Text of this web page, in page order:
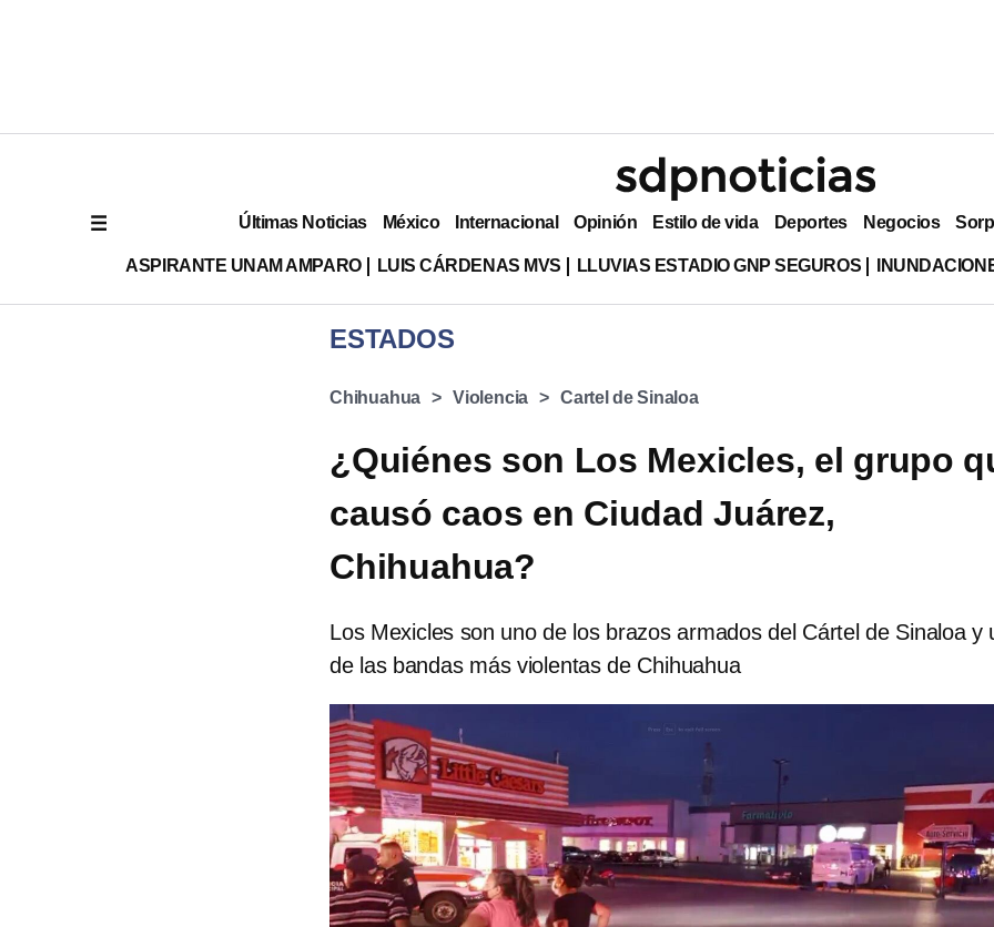
Últimas Noticias México Internacional Opinión Estilo de vida Deportes Negocios
ASPIRANTE UNAM AMPARO LUIS CÁRDENAS MVS LLUVIAS ESTADIO GNP SEGUROS
ESTADOS
Chihuahua Violencia Cartel de Sinaloa
¿Quiénes son Los Mexicles, el grupo
causó caos en Ciudad Juárez,
Chihuahua?
Los Mexicles son uno de los brazos armados del Cártel de Sinaloa y
de las bandas más violentas de Chihuahua